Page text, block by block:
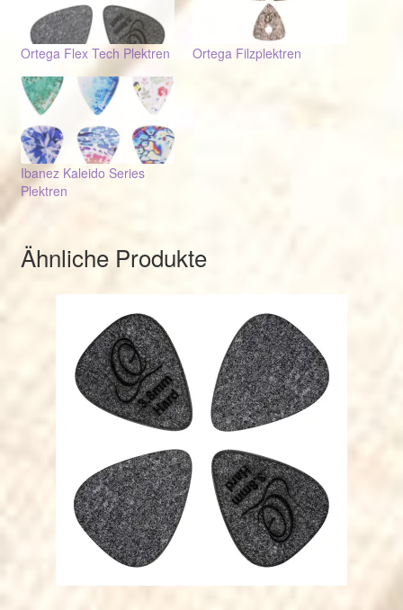
Ortega Flex Tech Plektren Ortega Filzplektren
Ibanez Kaleido Series
Plektren
Ähnliche Produkte